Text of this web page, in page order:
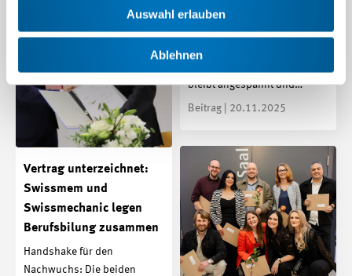
Auswahl erlauben
Ablehnen
Sicht
Die konjunkturelle
bleibt angespannt und…
Beitrag | 20.11.2025
Vertrag unterzeichnet:
Swissmem und
Swissmechanic legen
Berufsbilung zusammen
Handshake für den
Nachwuchs: Die beiden